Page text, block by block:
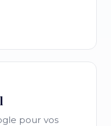
pour vos